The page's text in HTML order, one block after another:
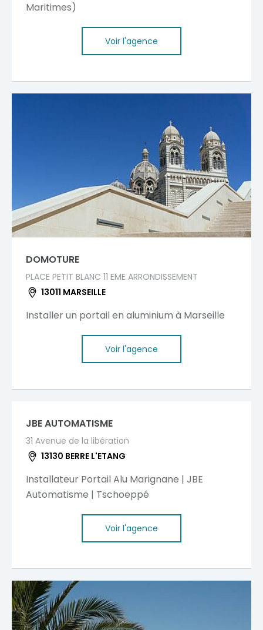
Maritimes)
Voir l'agence
DOMOTURE
PLACE PETIT BLANC 11 EME ARRONDISSEMENT
13011 MARSEILLE
Installer un portail en aluminium à Marseille
Voir l'agence
JBE AUTOMATISME
31 Avenue de la libération
13130 BERRE L'ETANG
Installateur Portail Alu Marignane | JBE
Automatisme | Tschoeppé
Voir l'agence